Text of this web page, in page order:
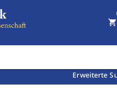
Erweiterte
shopping_cart